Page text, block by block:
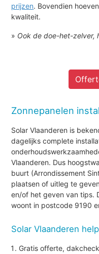
prijzen. Bovendien
kwaliteit.
» Ook de doe-het-zelver,
Zonnepanelen
Solar Vlaanderen is
dagelijks complete
Vlaanderen. Dus
buurt (Arrondissement
plaatsen of uitleg te
en/of het geven van tips.
woont in postcode 9190
Solar Vlaanderen
Gratis offerte,